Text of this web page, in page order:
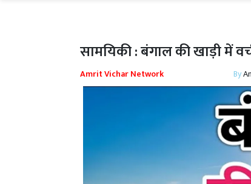
सामयिकी : बंगाल की खाड़ी में
Amrit Vichar Network By